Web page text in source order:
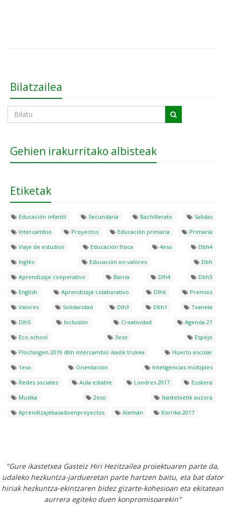
Bilatzailea
Gehien irakurritako albisteak
Etiketak
Educación infantil Secundaria Bachillerato
Salidas
Intercambio
Proyectos Educación primaria
Primaria
Viaje de estudios
Educación física 4eso
Dbh4
Inglés
Educación en valores
Dbh
Aprendizaje cooperativo
Barria Dlh4
Dbh3
English
Aprendizaje colaborativo Dlh6
Premios
Valores
Solidaridad Dlh3 Dbh1
Txanela
Dlh5
Inclusión Creatividad
Agenda 21
Eco-school
3eso
Espejo
Plochingen 2019 dbh intercambio ikasle trukea
Huerto escolar
1eso
Orientación
Inteligencias múltiples
Redes sociales
Aula estable Londres 2017
Euskera
Musika
2eso
Ikastetxetik auzora
Aprendizajebasadoenproyectos
Alemán Korrika 2017
"Gure ikastetxea Gasteiz Hiri Hezitzailea proiektuaren parte da,
udaleko hezkuntza-jardueretan parte hartzen baitu, eta bat dator
hiriak hezkuntza-ekintzaren bidez gizarte-kohesioan eta ekitatean
aurrera egiteko duen konpromisoarekin"